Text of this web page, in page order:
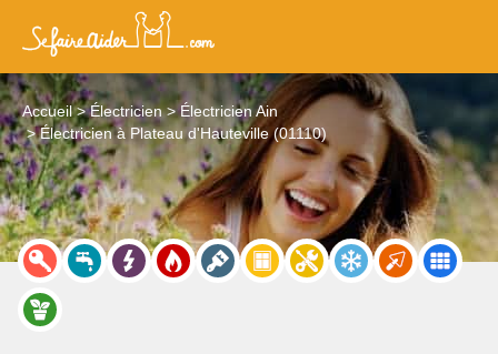
Accueil Électricien
Électricien Ain
Électricien à Plateau d'Hauteville (01110)